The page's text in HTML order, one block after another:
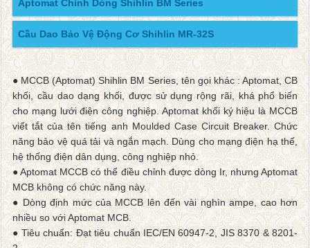
Aptomat Chỉnh Dòng Shihlin BM Series
Cầu Dao Bảo Vệ Động Cơ Shihlin MR-32S
● MCCB (Aptomat) Shihlin BM Series, tên gọi khác : Aptomat, CB
khối, cầu dao dạng khối, được sử dụng rộng rãi, khá phổ biến
cho mạng lưới điện công nghiệp. Aptomat khối ký hiệu là MCCB
viết tắt của tên tiếng anh Moulded Case Circuit Breaker. Chức
năng bảo vệ quá tải và ngắn mạch. Dùng cho mạng điện hạ thế,
hệ thống điện dân dụng, công nghiệp nhỏ.
● Aptomat MCCB có thể điều chỉnh được dòng Ir, nhưng Aptomat
MCB không có chức năng này.
● Dòng định mức của MCCB lên đến vài nghìn ampe, cao hơn
nhiều so với Aptomat MCB.
● Tiêu chuẩn: Đạt tiêu chuẩn IEC/EN 60947-2, JIS 8370 & 8201-